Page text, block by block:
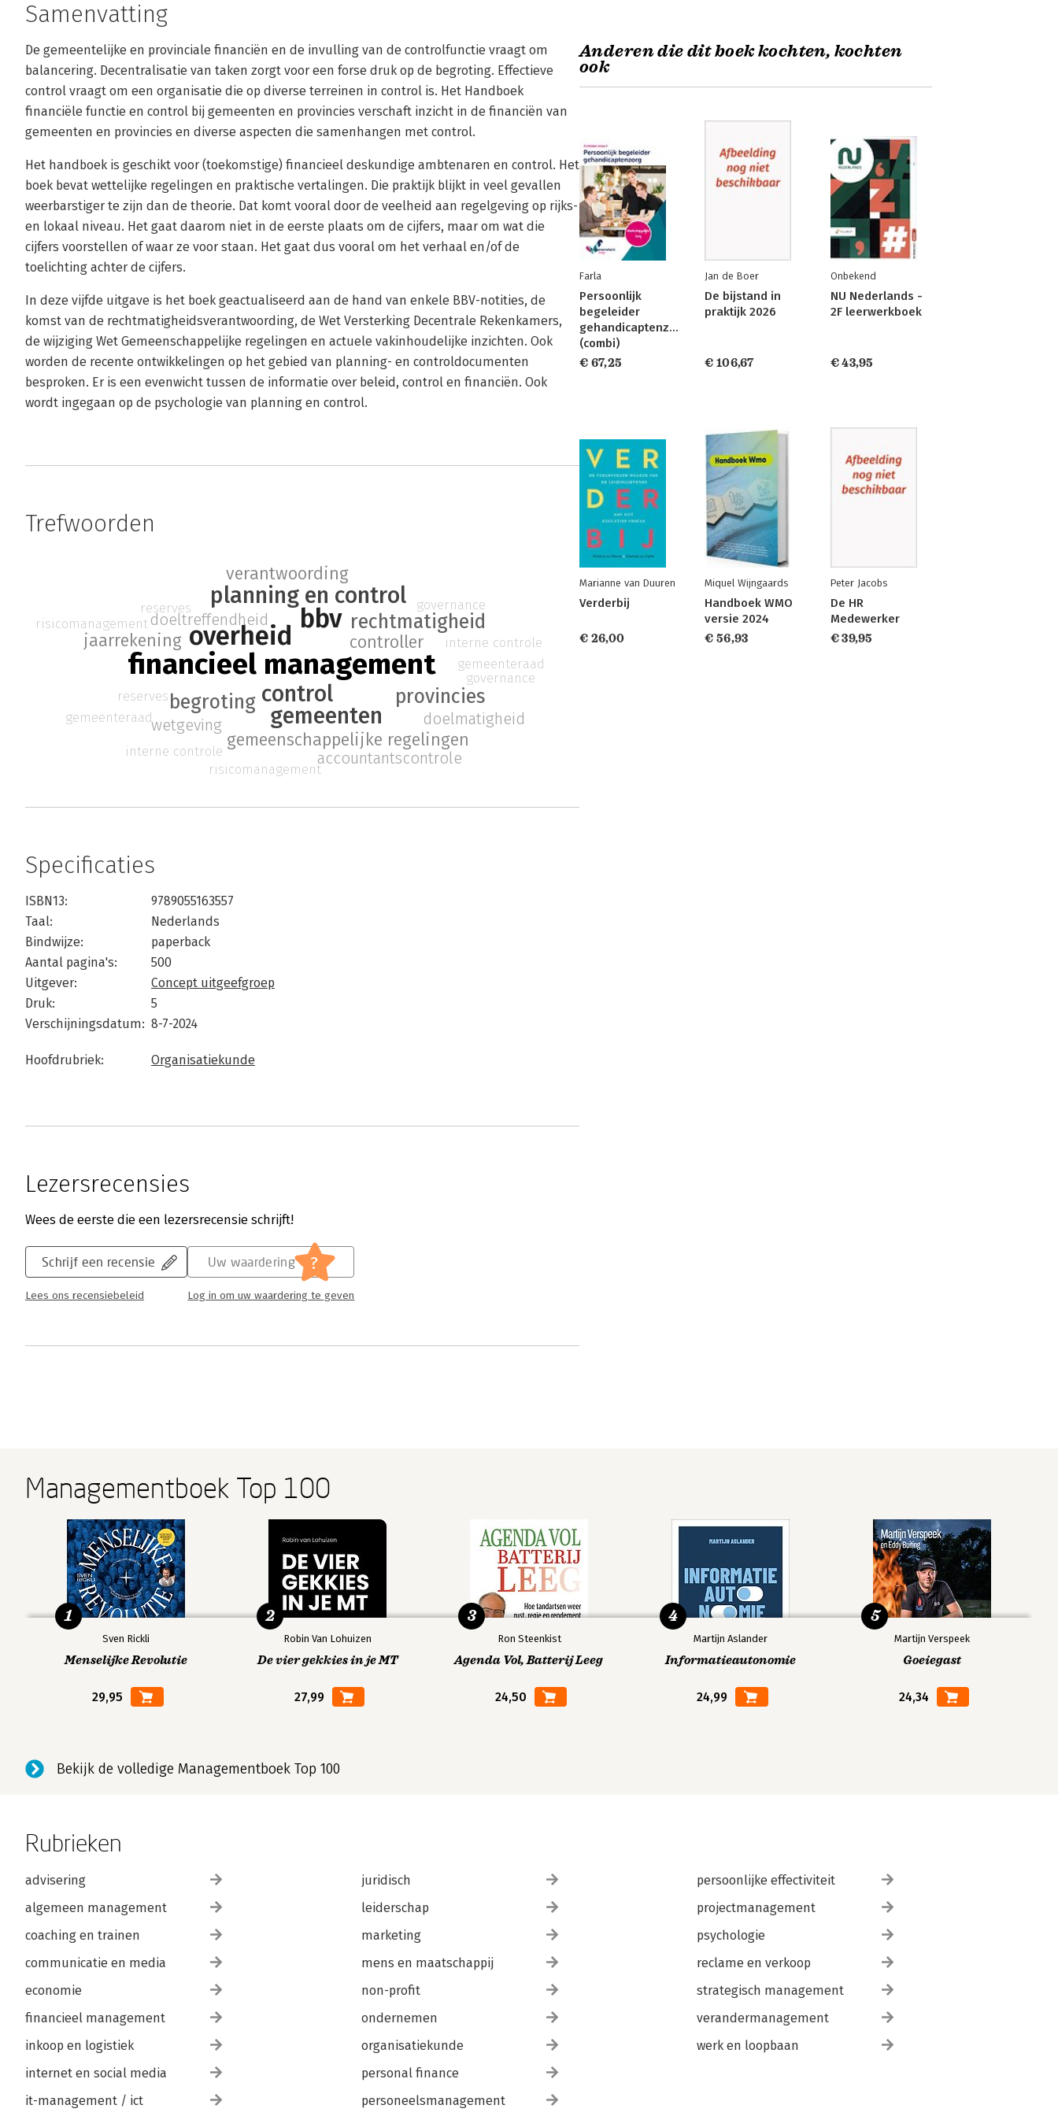
Samenvatting
De gemeentelijke en provinciale financiën en de invulling van de controlfunctie vraagt om
balancering. Decentralisatie van taken zorgt voor een forse druk op de begroting. Effectieve
control vraagt om een organisatie die op diverse terreinen in control is. Het Handboek
financiële functie en control bij gemeenten en provincies verschaft inzicht in de financiën van
gemeenten en provincies en diverse aspecten die samenhangen met control.
Het handboek is geschikt voor (toekomstige) financieel deskundige ambtenaren en control. Het
boek bevat wettelijke regelingen en praktische vertalingen. Die praktijk blijkt in veel gevallen
weerbarstiger te zijn dan de theorie. Dat komt vooral door de veelheid aan regelgeving op rijks-
en lokaal niveau. Het gaat daarom niet in de eerste plaats om de cijfers, maar om wat die
cijfers voorstellen of waar ze voor staan. Het gaat dus vooral om het verhaal en/of de
toelichting achter de cijfers.
In deze vijfde uitgave is het boek geactualiseerd aan de hand van enkele BBV-notities, de
komst van de rechtmatigheidsverantwoording, de Wet Versterking Decentrale Rekenkamers,
de wijziging Wet Gemeenschappelijke regelingen en actuele vakinhoudelijke inzichten. Ook
worden de recente ontwikkelingen op het gebied van planning- en controldocumenten
besproken. Er is een evenwicht tussen de informatie over beleid, control en financiën. Ook
wordt ingegaan op de psychologie van planning en control.
Trefwoorden
financieel management
overheid
bbv
control
gemeenten
planning en control
rechtmatigheid
begroting provincies
gemeenschappelijke regelingen
controller
jaarrekening
verantwoording
doelmatigheid
doeltreffendheid
wetgeving
accountantscontrole
interne controle
reserves
gemeenteraad
governance
risicomanagement
interne controle
reserves
gemeenteraad
governance
risicomanagement
Specificaties
ISBN13:
9789055163557
Taal:
Nederlands
Bindwijze:
paperback
Aantal pagina's:
500
Uitgever:
Concept uitgeefgroep
Druk:
5
Verschijningsdatum: 8-7-2024
Hoofdrubriek: Organisatiekunde
Lezersrecensies
Wees de eerste die een lezersrecensie schrijft!
Schrijf een recensie
Lees ons recensiebeleid
Uw waardering ?
Log in om uw waardering te geven
Anderen die dit boek kochten, kochten
ook
Farla
Persoonlijk
begeleider
gehandicaptenzorg
(combi)
€ 67,25
Jan de Boer
De bijstand in
praktijk 2026
€ 106,67
Onbekend
NU Nederlands -
2F leerwerkboek
€ 43,95
Marianne van Duuren
Verderbij
€ 26,00
Miquel Wijngaards
Handboek WMO
versie 2024
€ 56,93
Peter Jacobs
De HR
Medewerker
€ 39,95
Managementboek Top 100
Sven Rickli
Menselijke Revolutie
29,95
1
Robin Van Lohuizen
De vier gekkies in je MT
27,99
2
Ron Steenkist
Agenda Vol, Batterij Leeg
24,50
3
Martijn Aslander
Informatieautonomie
24,99
4
Martijn Verspeek
Goeiegast
24,34
5
Bekijk de volledige Managementboek Top 100
Rubrieken
advisering
algemeen management
coaching en trainen
communicatie en media
economie
financieel management
inkoop en logistiek
internet en social media
it-management / ict
juridisch
leiderschap
marketing
mens en maatschappij
non-profit
ondernemen
organisatiekunde
personal finance
personeelsmanagement
persoonlijke effectiviteit
projectmanagement
psychologie
reclame en verkoop
strategisch management
verandermanagement
werk en loopbaan